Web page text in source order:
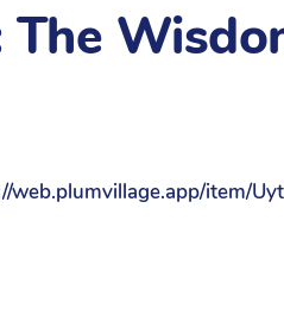
web.plumvillage.app/item/